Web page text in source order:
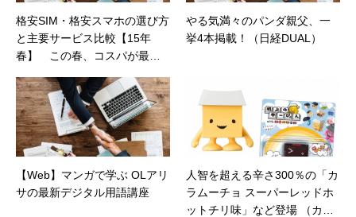
格安SIM・格安スマホの選び方
と主要サービス比較【15年
春】 この春、コスパが最も
ンディネット）
やる気満々のパンダ親父、一
挙4本掲載！（日経DUAL）
【Web】マンガで学ぶ OLアリ
サの最新デジタル用語講座
人智を超える辛さ300％の「カ
ラムーチョ スーパーレッドホ
ットチリ味」など登場 （カカ